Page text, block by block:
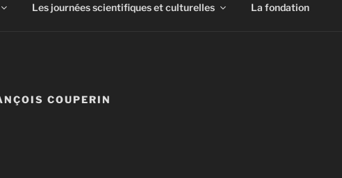
Les journées scientifiques et culturelles La fondation
COUPERIN